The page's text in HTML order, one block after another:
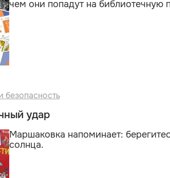
чем они попадут на библиотечную
безопасность
удар
Маршаковка напоминает:
солнца.